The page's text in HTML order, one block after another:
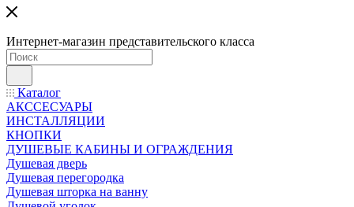
Интернет-магазин представительского класса
Каталог
АКССЕСУАРЫ
ИНСТАЛЛЯЦИИ
КНОПКИ
ДУШЕВЫЕ КАБИНЫ И ОГРАЖДЕНИЯ
Душевая дверь
Душевая перегородка
Душевая шторка на ванну